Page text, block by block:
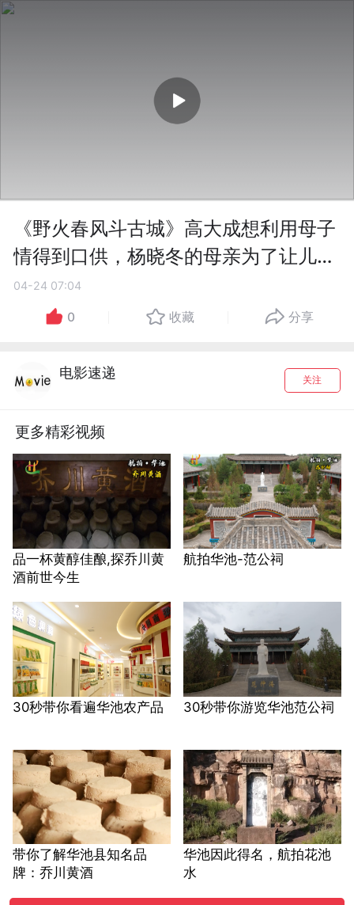
《野火春风斗古城》高大成想利用母子
情得到口供，杨晓冬的母亲为了让儿子
坚持斗争，自己坠楼
04-24 07:04
0 收藏 分享
电影速递 关注
更多精彩视频
品一杯黄醇佳酿,探乔川黄
酒前世今生
航拍华池-范公祠
30秒带你看遍华池农产品 30秒带你游览华池范公祠
带你了解华池县知名品
牌：乔川黄酒
华池因此得名，航拍花池
水